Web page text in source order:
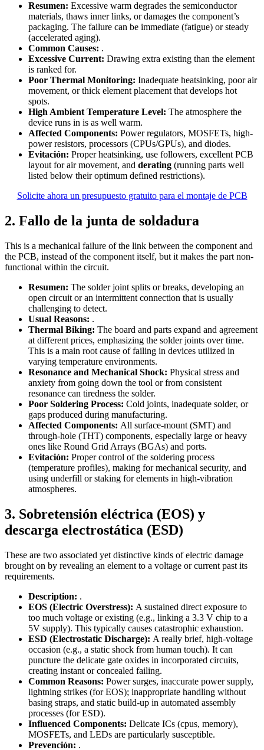
Resumen: Excessive warm degrades the semiconductor
materials, thaws inner links, or damages the component’s
packaging. The failure can be immediate (fatigue) or steady
(accelerated aging).
Common Causes: .
Excessive Current: Drawing extra existing than the element
is ranked for.
Poor Thermal Monitoring: Inadequate heatsinking, poor air
movement, or thick element placement that develops hot
spots.
High Ambient Temperature Level: The atmosphere the
device runs in is as well warm.
Affected Components: Power regulators, MOSFETs, high-
power resistors, processors (CPUs/GPUs), and diodes.
Evitación: Proper heatsinking, use followers, excellent PCB
layout for air movement, and derating (running parts well
listed below their optimum defined restrictions).
Solicite ahora un presupuesto gratuito para el montaje de PCB
2. Fallo de la junta de soldadura
This is a mechanical failure of the link between the component and
the PCB, instead of the component itself, but it makes the part non-
functional within the circuit.
Resumen: The solder joint splits or breaks, developing an
open circuit or an intermittent connection that is usually
challenging to detect.
Usual Reasons: .
Thermal Biking: The board and parts expand and agreement
at different prices, emphasizing the solder joints over time.
This is a main root cause of failing in devices utilized in
varying temperature environments.
Resonance and Mechanical Shock: Physical stress and
anxiety from going down the tool or from consistent
resonance can tiredness the solder.
Poor Soldering Process: Cold joints, inadequate solder, or
gaps produced during manufacturing.
Affected Components: All surface-mount (SMT) and
through-hole (THT) components, especially large or heavy
ones like Round Grid Arrays (BGAs) and ports.
Evitación: Proper control of the soldering process
(temperature profiles), making for mechanical security, and
using underfill or staking for elements in high-vibration
atmospheres.
3. Sobretensión eléctrica (EOS) y
descarga electrostática (ESD)
These are two associated yet distinctive kinds of electric damage
brought on by revealing an element to a voltage or current past its
requirements.
Description: .
EOS (Electric Overstress): A sustained direct exposure to
too much voltage or existing (e.g., linking a 3.3 V chip to a
5V supply). This typically causes catastrophic exhaustion.
ESD (Electrostatic Discharge): A really brief, high-voltage
occasion (e.g., a static shock from human touch). It can
puncture the delicate gate oxides in incorporated circuits,
creating instant or concealed failing.
Common Reasons: Power surges, inaccurate power supply,
lightning strikes (for EOS); inappropriate handling without
basing straps, and static build-up in automated assembly
processes (for ESD).
Influenced Components: Delicate ICs (cpus, memory),
MOSFETs, and LEDs are particularly susceptible.
Prevención: .